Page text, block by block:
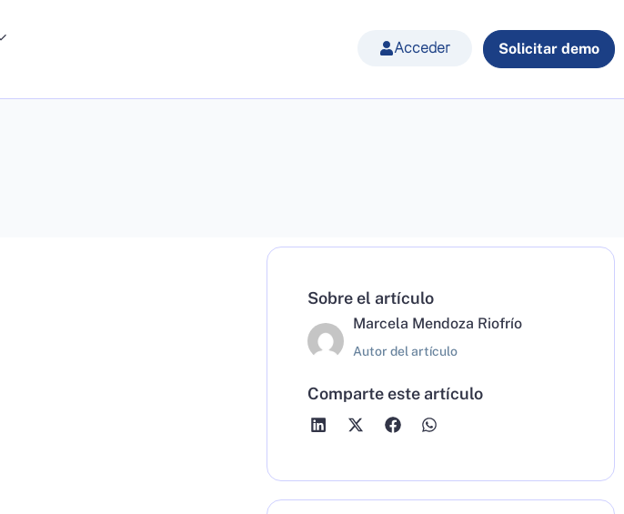
Acceder Solicitar demo
Sobre el artículo
Marcela Mendoza Riofrío
Autor del artículo
Comparte este artículo